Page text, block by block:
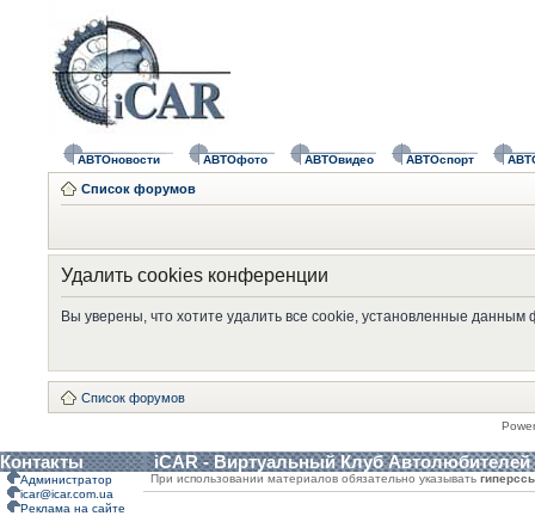
АВТОновости АВТОфото АВТОвидео АВТОспорт
Список форумов
Удалить cookies конференции
Вы уверены, что хотите удалить все cookie, установленные
Список форумов
Контакты iCAR - Виртуальный Клуб Автолюбителей
Администратор
icar@icar.com.ua
Реклама на сайте
При использовании материалов обязательно указывать